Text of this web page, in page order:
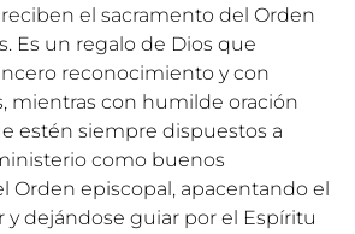
el sacramento del Orden
Es un regalo de Dios que
reconocimiento y con
mientras con humilde oración
estén siempre dispuestos a
como buenos
Orden episcopal, apacentando el
y dejándose guiar por el Espíritu